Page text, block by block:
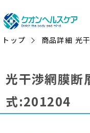
トップ 商品詳細 光
光干渉網膜断
式:201204